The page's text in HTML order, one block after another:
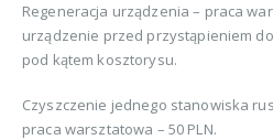
Regeneracja urządzenia – praca
urządzenie przed przystąpieniem
pod kątem kosztorysu.
Czyszczenie jednego stanowiska
praca warsztatowa – 50 PLN.